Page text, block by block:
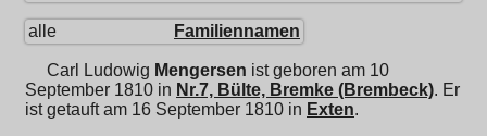
alle Familiennamen
Carl Ludowig Mengersen ist geboren am 10
September 1810 in Nr.7, Bülte, Bremke (Brembeck). Er
ist getauft am 16 September 1810 in Exten.